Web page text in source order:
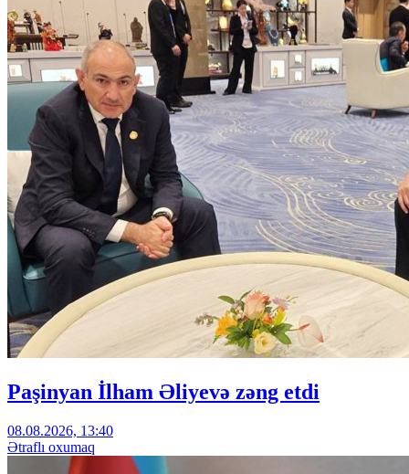
Paşinyan İlham Əliyevə zəng etdi
08.08.2026, 13:40
Ətraflı oxumaq